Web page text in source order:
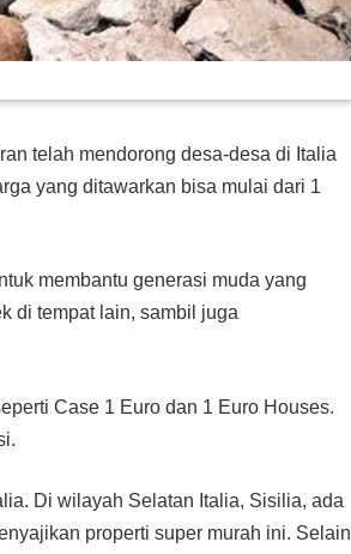
telah mendorong desa-desa di Italia
yang ditawarkan bisa mulai dari 1
membantu generasi muda yang
di tempat lain, sambil juga
Case 1 Euro dan 1 Euro Houses.
Di wilayah Selatan Italia, Sisilia, ada
properti super murah ini. Selain